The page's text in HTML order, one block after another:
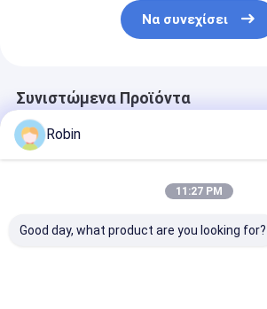
Να συνεχίσει
Συνιστώμενα Προϊόντα
Robin
11:27 PM
Good day, what product are you looking for?